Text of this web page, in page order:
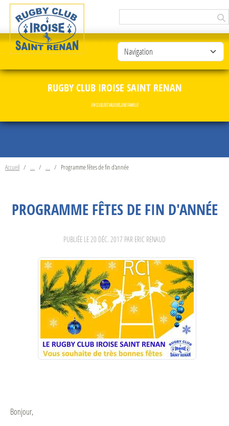
RUGBY CLUB IROISE SAINT RENAN
UN CLUB, DES VALEURS, UNE FAMILLE
Accueil Programme fêtes de fin d'année
PROGRAMME FÊTES DE FIN D'ANNÉE
PUBLIÉE LE20 DÉC. 2017 PAR ERIC RENAUD
Bonjour,
Panneau de gestion des cookies